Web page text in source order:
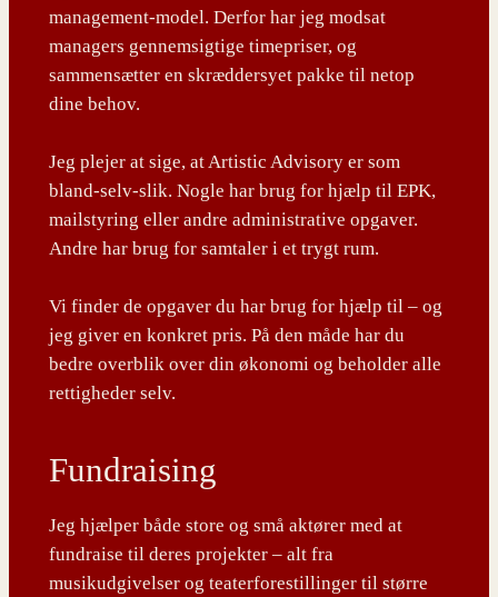
management-model. Derfor har jeg modsat
managers gennemsigtige timepriser, og
sammensætter en skræddersyet pakke til netop
dine behov.
Jeg plejer at sige, at Artistic Advisory er som
bland-selv-slik. Nogle har brug for hjælp til EPK,
mailstyring eller andre administrative opgaver.
Andre har brug for samtaler i et trygt rum.
Vi finder de opgaver du har brug for hjælp til – og
jeg giver en konkret pris. På den måde har du
bedre overblik over din økonomi og beholder alle
rettigheder selv.
Fundraising
Jeg hjælper både store og små aktører med at
fundraise til deres projekter – alt fra
musikudgivelser og teaterforestillinger til større